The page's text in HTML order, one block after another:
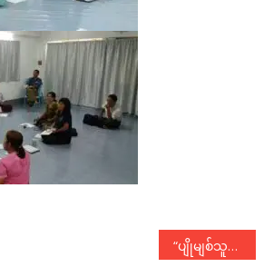
“ပျိုမျစ်သူတို့နိုင်ငံတော်” နိုင်ငံရေးဆွေးနွေးပွဲ